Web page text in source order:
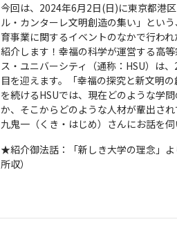
今回は、2024年6月2日(日)に東京都港
ル・カンターレ文明創造の集い」とい
育事業に関するイベントのなかで行わ
紹介します！幸福の科学が運営する高
ス・ユニバーシティ（通称：HSU）は
目を迎えます。「幸福の探究と新文明
を続けるHSUでは、現在どのような学
か、そこからどのような人材が輩出さ
九鬼一（くき・はじめ）さんにお話を
★紹介御法話：「新しき大学の理念」よ
所収）